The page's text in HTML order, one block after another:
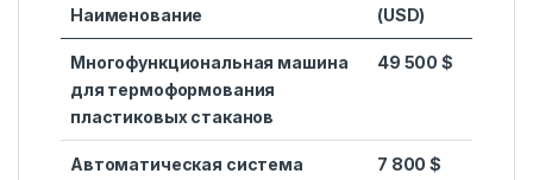
Наименование
(USD)
Многофункциональная машина
для термоформования
пластиковых стаканов
49 500 $
Автоматическая система
7 800 $